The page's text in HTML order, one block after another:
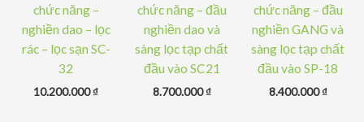
chức năng –
nghiền dao – lọc
rác – lọc sạn SC-
32
10.200.000₫
chức năng – đầu
nghiền dao và
sàng lọc tạp chất
đầu vào SC21
8.700.000₫
chức năng – đầu
nghiền GANG và
sàng lọc tạp chất
đầu vào SP-18
8.400.000₫